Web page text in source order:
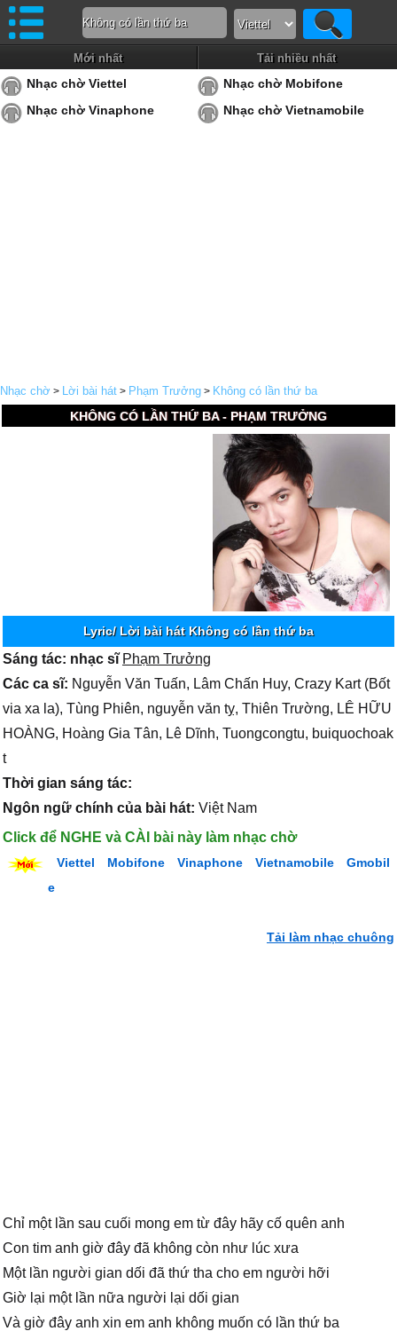
Mới nhất Tải nhiều nhất
Nhạc chờ Viettel
Nhạc chờ Mobifone
Nhạc chờ Vinaphone
Nhạc chờ Vietnamobile
Nhạc chờ > Lời bài hát > Phạm Trưởng > Không có lần thứ ba
KHÔNG CÓ LẦN THỨ BA - PHẠM TRƯỞNG
Lyric/ Lời bài hát Không có lần thứ ba
Sáng tác: nhạc sĩ Phạm Trưởng
Các ca sĩ: Nguyễn Văn Tuấn, Lâm Chấn Huy, Crazy Kart (Bốt
via xa la), Tùng Phiên, nguyễn văn tỵ, Thiên Trường, LÊ HỮU
HOÀNG, Hoàng Gia Tân, Lê Dĩnh, Tuongcongtu, buiquochoak
t
Thời gian sáng tác:
Ngôn ngữ chính của bài hát: Việt Nam
Click để NGHE và CÀI bài này làm nhạc chờ
Viettel Mobifone Vinaphone Vietnamobile
Gmobil
e
Tải làm nhạc chuông
Chỉ một lần sau cuối mong em từ đây hãy cố quên anh
Con tim anh giờ đây đã không còn như lúc xưa
Một lần người gian dối đã thứ tha cho em người hỡi
Giờ lại một lần nữa người lại dối gian
Và giờ đây anh xin em anh không muốn có lần thứ ba